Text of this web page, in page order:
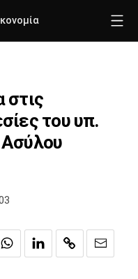
στις
του υπ.